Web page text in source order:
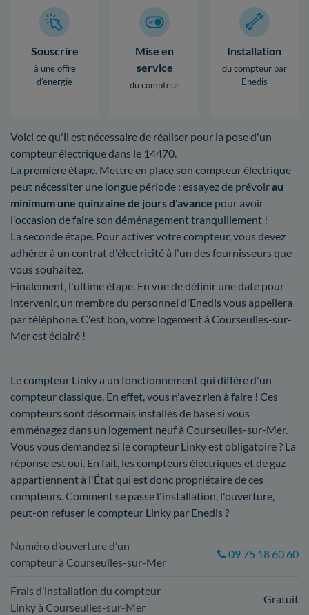
Souscrire
à une offre
d’énergie
Mise en
service
du compteur
Installation
du compteur par
Enedis
Voici ce qu'il est nécessaire de réaliser pour la pose d'un
compteur électrique dans le 14470.
La première étape. Mettre en place son compteur électrique
peut nécessiter une longue période : essayez de prévoirau
minimum une quinzaine de jours d'avance pour avoir
l'occasion de faire son déménagement tranquillement !
La seconde étape. Pour activer votre compteur, vous devez
adhérer à un contrat d'électricité à l'un des fournisseurs que
vous souhaitez.
Finalement, l'ultime étape. En vue de définir une date pour
intervenir, un membre du personnel d'Enedis vous appellera
par téléphone. C'est bon, votre logement à Courseulles-sur-
Mer est éclairé !
Le compteur Linky a un fonctionnement qui diffère d'un
compteur classique. En effet, vous n'avez rien à faire ! Ces
compteurs sont désormais installés de base si vous
emménagez dans un logement neuf à Courseulles-sur-Mer.
Vous vous demandez si le compteur Linky est obligatoire ? La
réponse est oui. En fait, les compteurs électriques et de gaz
appartiennent à l'État qui est donc propriétaire de ces
compteurs. Comment se passe l'installation, l'ouverture,
peut-on refuser le compteur Linky par Enedis ?
Numéro d’ouverture d’un
compteur à Courseulles-sur-Mer
09 75 18 60 60
Frais d’installation du compteur
Linky à Courseulles-sur-Mer
Gratuit